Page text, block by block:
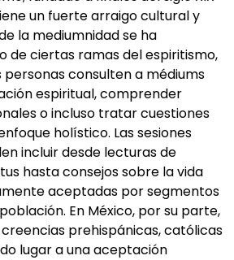
un fuerte arraigo cultural y
la mediumnidad se ha
de ciertas ramas del espiritismo,
personas consulten a médiums
espiritual, comprender
o incluso tratar cuestiones
holístico. Las sesiones
incluir desde lecturas de
hasta consejos sobre la vida
aceptadas por segmentos
En México, por su parte,
prehispánicas, católicas
lugar a una aceptación